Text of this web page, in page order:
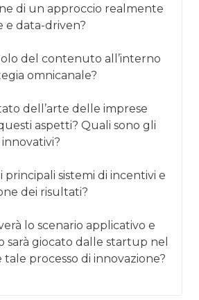
di un approccio realmente
e data-driven?
del contenuto all’interno
omnicanale?
dell’arte delle imprese
aspetti? Quali sono gli
principali sistemi di incentivi e
dei risultati?
lo scenario applicativo e
sarà giocato dalle startup nel
processo di innovazione?